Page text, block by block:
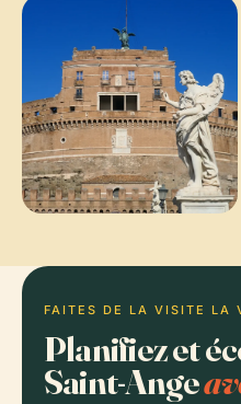
FAITES DE LA VISITE LA
Planifiez et
Saint-Ange